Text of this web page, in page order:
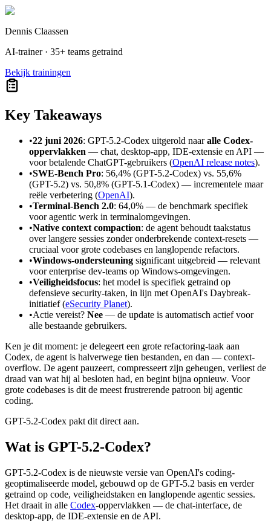
Dennis Claassen
AI-trainer · 35+ teams getraind
Bekijk trainingen
Key Takeaways
•22 juni 2026: GPT-5.2-Codex uitgerold naaralle Codex-
oppervlakken — chat, desktop-app, IDE-extensie en API —
voor betalende ChatGPT-gebruikers (OpenAI release notes).
•SWE-Bench Pro: 56,4% (GPT-5.2-Codex) vs. 55,6%
(GPT-5.2) vs. 50,8% (GPT-5.1-Codex) — incrementele maar
reële verbetering (OpenAI).
•Terminal-Bench 2.0: 64,0% — de benchmark specifiek
voor agentic werk in terminalomgevingen.
•Native context compaction: de agent behoudt taakstatus
over langere sessies zonder onderbrekende context-resets —
cruciaal voor grote codebases en langlopende refactors.
•Windows-ondersteuning significant uitgebreid — relevant
voor enterprise dev-teams op Windows-omgevingen.
•Veiligheidsfocus: het model is specifiek getraind op
defensieve security-taken, in lijn met OpenAI's Daybreak-
initiatief (eSecurity Planet).
•Actie vereist? Nee — de update is automatisch actief voor
alle bestaande gebruikers.
Ken je dit moment: je delegeert een grote refactoring-taak aan
Codex, de agent is halverwege tien bestanden, en dan — context-
overflow. De agent pauzeert, compresseert zijn geheugen, verliest de
draad van wat hij al besloten had, en begint bijna opnieuw. Voor
grote codebases is dit de meest frustrerende patroon bij agentic
coding.
GPT-5.2-Codex pakt dit direct aan.
Wat is GPT-5.2-Codex?
GPT-5.2-Codex is de nieuwste versie van OpenAI's coding-
geoptimaliseerde model, gebouwd op de GPT-5.2 basis en verder
getraind op code, veiligheidstaken en langlopende agentic sessies.
Het draait in alle Codex-oppervlakken — de chat-interface, de
desktop-app, de IDE-extensie en de API.